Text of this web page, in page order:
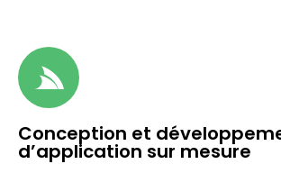
Conception et
d’application sur mesure